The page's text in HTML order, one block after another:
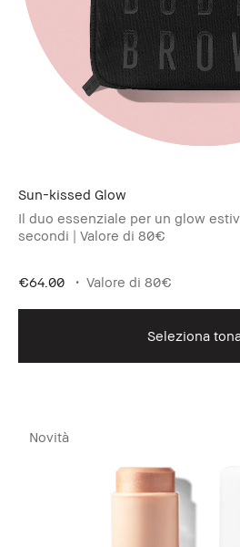
Sun-kissed Glow
Il duo essenziale per un glow
secondi | Valore di 80€
€64.00 Valore di 80€
Seleziona
Novità